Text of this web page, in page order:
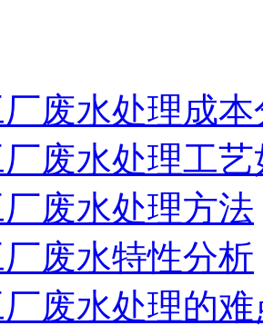
厂废水处理成
厂废水处理工
厂废水处理方法
厂废水特性分析
厂废水处理的